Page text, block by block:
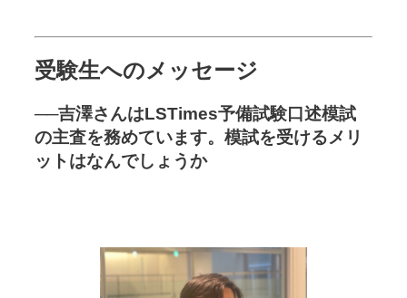
受験生へのメッセージ
──吉澤さんはLSTimes予備試験口述模試
の主査を務めています。模試を受けるメリ
ットはなんでしょうか